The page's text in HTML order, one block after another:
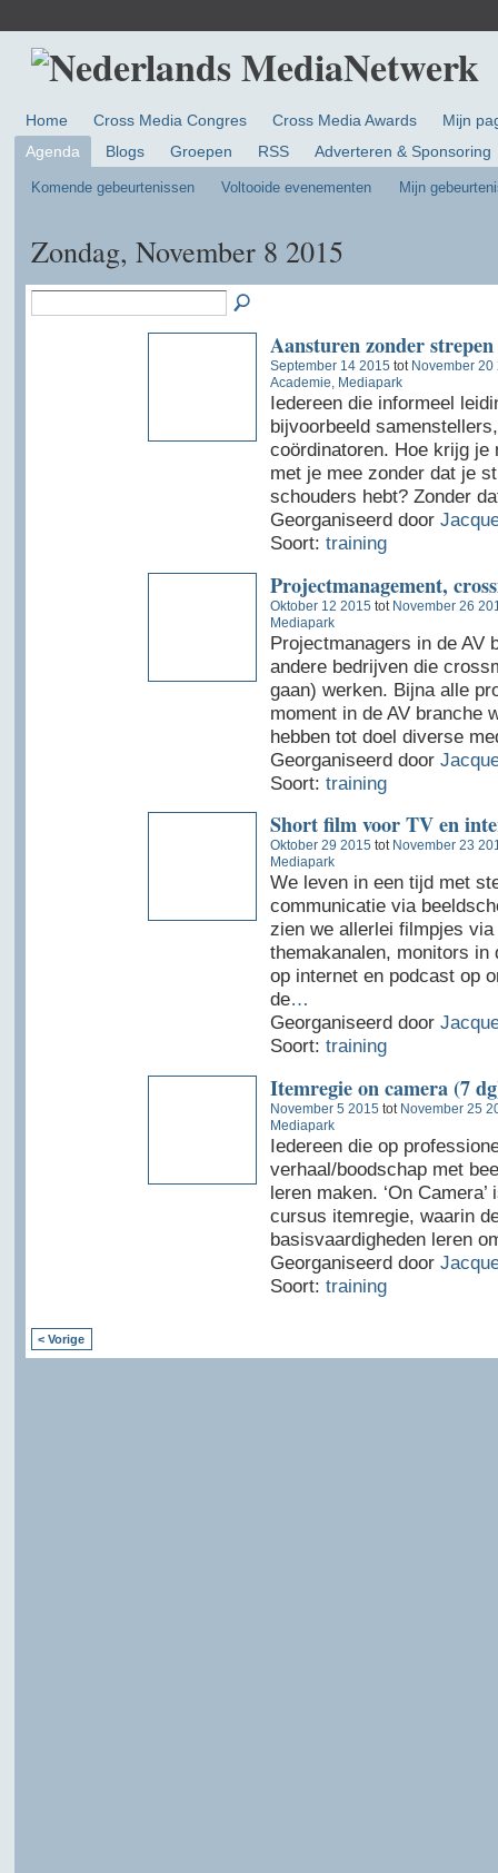
Home Cross Media Congres Cross Media Awards
Mijn
Agenda
Blogs Groepen RSS Adverteren & Sponsoring
Komende gebeurtenissen Voltooide evenementen Mijn
Zondag, November 8 2015
Aansturen zonder
September 14 2015 tot November 20
Academie, Mediapark
Iedereen die informeel
bijvoorbeeld
coördinatoren. Hoe krijg je
met je mee zonder dat je
schouders hebt? Zonder
Georganiseerd door
Soort: training
Projectmanagement,
Oktober 12 2015 tot November 26
Mediapark
Projectmanagers in de AV
andere bedrijven die
gaan) werken. Bijna alle
moment in de AV branche
hebben tot doel diverse
Georganiseerd door
Soort: training
Short film voor TV en
Oktober 29 2015 tot November 23
Mediapark
We leven in een tijd met
communicatie via
zien we allerlei filmpjes via
themakanalen, monitors in
op internet en podcast op
de…
Georganiseerd door
Soort: training
Itemregie on camera (7
November 5 2015 tot November 25
Mediapark
Iedereen die op
verhaal/boodschap met
leren maken. ‘On Camera’
cursus itemregie, waarin
basisvaardigheden leren
Georganiseerd door
Soort: training
< Vorige